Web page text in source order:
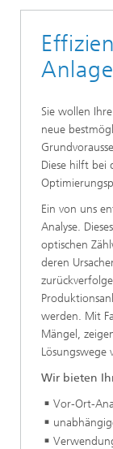
Sie wollen
neue
Diese hilft bei
Ein von uns
Analyse.
optischen
deren
werden. Mit
Mängel,
Lösungswege
Wir bieten
Vor-Ort-